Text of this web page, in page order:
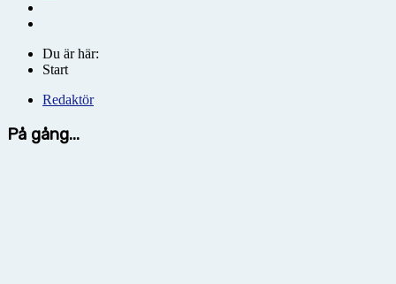
Du är här:
Start
Redaktör
På gång...